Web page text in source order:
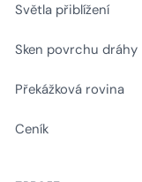
Světla přiblížení
Sken povrchu dráhy
Překážková rovina
Ceník